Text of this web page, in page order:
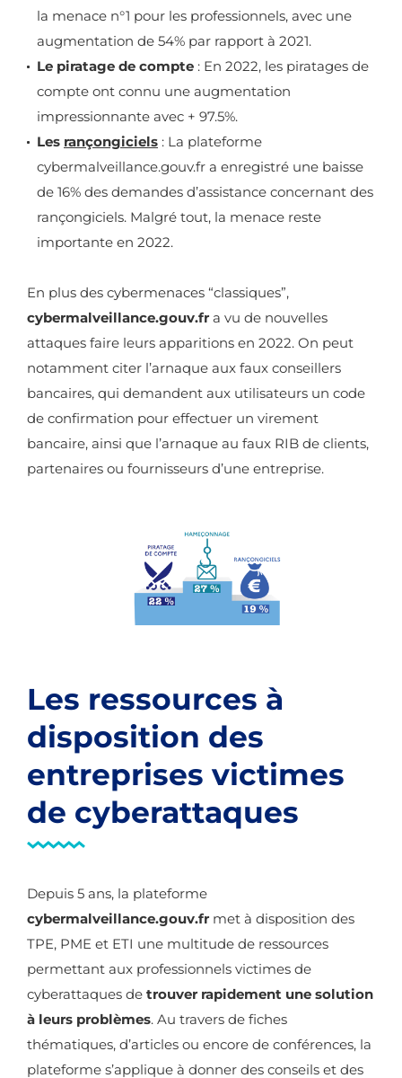
la menace n°1 pour les professionnels, avec une
augmentation de 54% par rapport à 2021.
Le piratage de compte : En 2022, les piratages de
compte ont connu une augmentation
impressionnante avec + 97.5%.
Les rançongiciels : La plateforme
cybermalveillance.gouv.fr a enregistré une baisse
de 16% des demandes d’assistance concernant des
rançongiciels. Malgré tout, la menace reste
importante en 2022.
En plus des cybermenaces “classiques”,
cybermalveillance.gouv.fr a vu de nouvelles
attaques faire leurs apparitions en 2022. On peut
notamment citer l’arnaque aux faux conseillers
bancaires, qui demandent aux utilisateurs un code
de confirmation pour effectuer un virement
bancaire, ainsi que l’arnaque au faux RIB de clients,
partenaires ou fournisseurs d’une entreprise.
Les ressources à
disposition des
entreprises victimes
de cyberattaques
Depuis 5 ans, la plateforme
cybermalveillance.gouv.fr met à disposition des
TPE, PME et ETI une multitude de ressources
permettant aux professionnels victimes de
cyberattaques de trouver rapidement une solution
à leurs problèmes. Au travers de fiches
thématiques, d’articles ou encore de conférences, la
plateforme s’applique à donner des conseils et des